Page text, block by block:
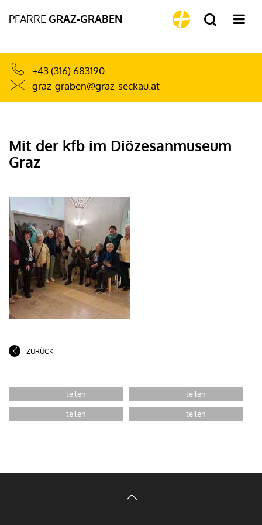
PFARRE GRAZ-GRABEN
+43 (316) 683190
graz-graben@graz-seckau.at
Mit der kfb im Diözesanmuseum
Graz
ZURÜCK